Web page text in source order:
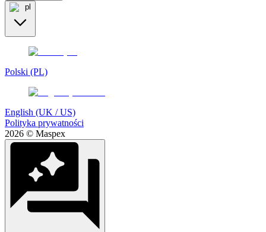
pl
Polski (PL)
English (UK / US)
Polityka prywatności
2026 © Maspex